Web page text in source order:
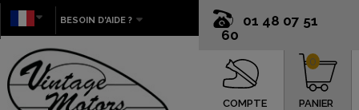
01 48 07 51
60
BESOIN D'AIDE ?
COMPTE PANIER
0